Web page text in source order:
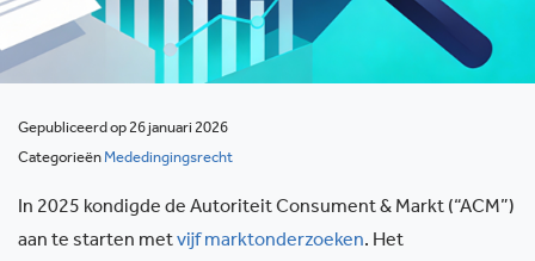
Gepubliceerd op 26 januari 2026
Categorieën Mededingingsrecht
In 2025 kondigde de Autoriteit Consument & Markt (“ACM”)
aan te starten metvijf marktonderzoeken. Het